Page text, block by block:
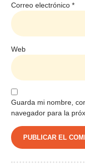
Correo electrónico*
Web
Guarda mi nombre,
navegador para la